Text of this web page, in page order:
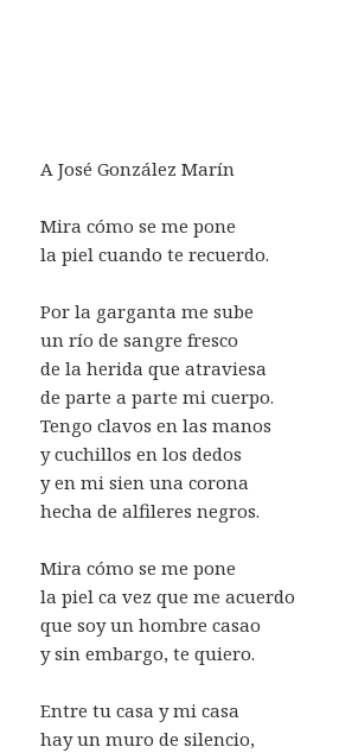
A José González Marín
Mira cómo se me pone
la piel cuando te recuerdo.
Por la garganta me sube
un río de sangre fresco
de la herida que atraviesa
de parte a parte mi cuerpo.
Tengo clavos en las manos
y cuchillos en los dedos
y en mi sien una corona
hecha de alfileres negros.
Mira cómo se me pone
la piel ca vez que me acuerdo
que soy un hombre casao
y sin embargo, te quiero.
Entre tu casa y mi casa
hay un muro de silencio,